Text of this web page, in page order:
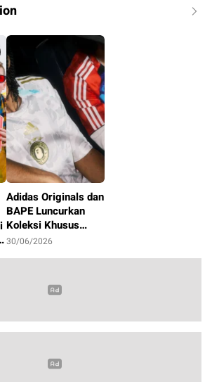
Adidas Originals dan
BAPE Luncurkan
Koleksi Khusus
Sambut Piala Dunia
30/06/2026